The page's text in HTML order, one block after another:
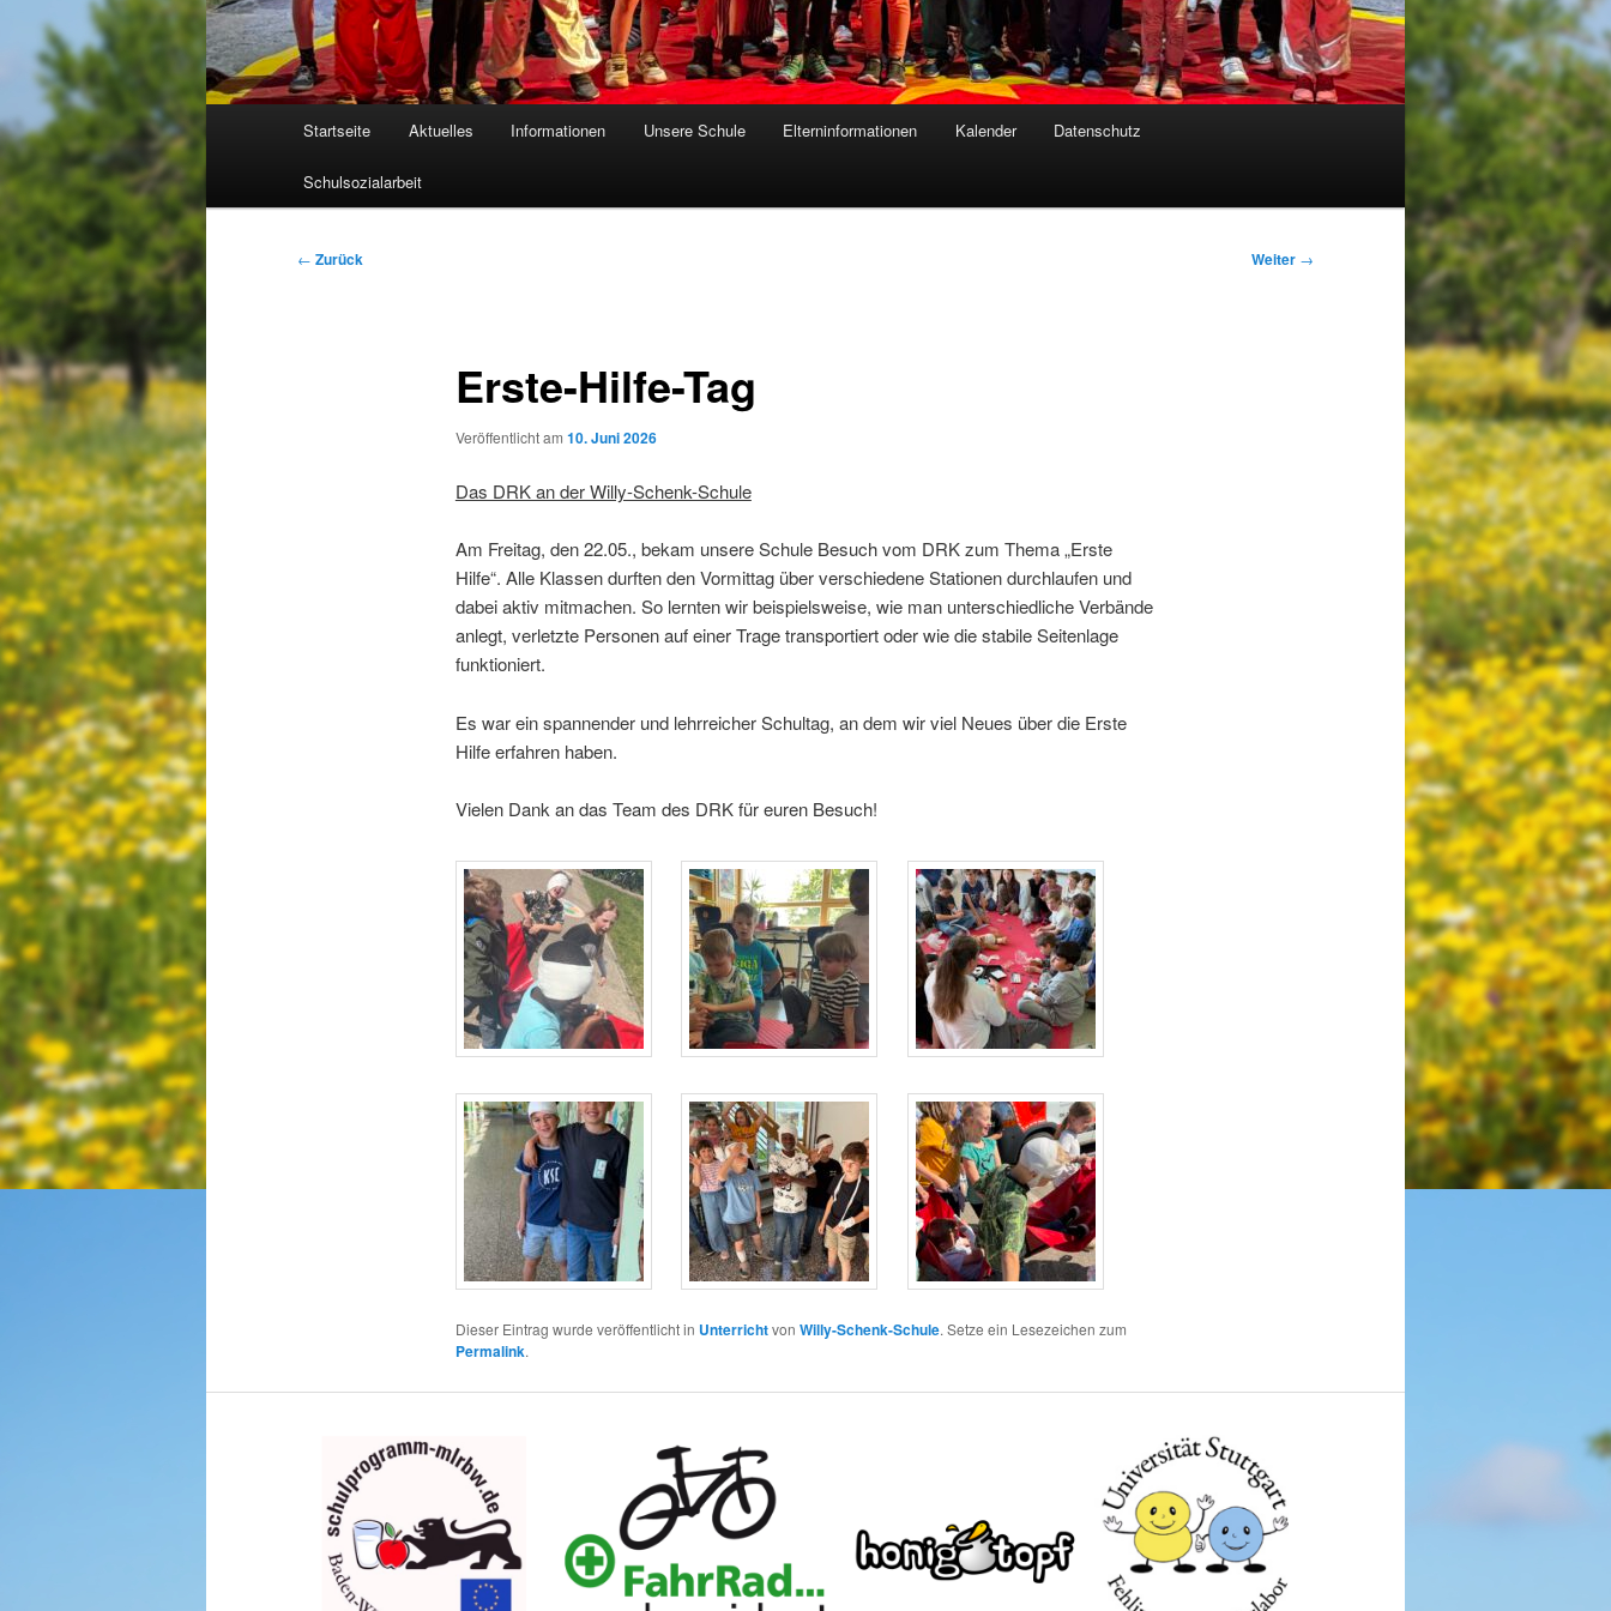
Startseite Aktuelles Informationen Unsere Schule Elterninformationen Kalender Datenschutz
Schulsozialarbeit
Beitragsnavigation
← Zurück Weiter →
Erste-Hilfe-Tag
Veröffentlicht am 10. Juni 2026
Das DRK an der Willy-Schenk-Schule
Am Freitag, den 22.05., bekam unsere Schule Besuch vom DRK zum Thema „Erste
Hilfe“. Alle Klassen durften den Vormittag über verschiedene Stationen durchlaufen und
dabei aktiv mitmachen. So lernten wir beispielsweise, wie man unterschiedliche Verbände
anlegt, verletzte Personen auf einer Trage transportiert oder wie die stabile Seitenlage
funktioniert.
Es war ein spannender und lehrreicher Schultag, an dem wir viel Neues über die Erste
Hilfe erfahren haben.
Vielen Dank an das Team des DRK für euren Besuch!
Dieser Eintrag wurde veröffentlicht in Unterrichtvon Willy-Schenk-Schule. Setze ein Lesezeichen zum
Permalink.